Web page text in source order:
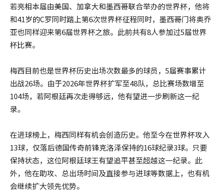
若亮相本届由美国、加拿大和墨西哥联合举办的世界杯，他将
和41岁的C罗同时踏上第6次世界杯征程同时，墨西哥门将奥乔
亚也同样迎来第6届世界杯之旅。此前共有8人参加过5届世界
杯比赛。
梅西目前也是世界杯历史出场次数最多的球员，5届赛事累计
出战26场。由于2026年世界杯扩军至48队，总比赛场数增至
104场，若阿根廷再次走得够远，他有望进一步刷新这一纪
录。
在进球榜上，梅西同样有机会创造历史。他至今在世界杯攻入
13球，仅落后德国传奇前锋克洛泽保持的16球纪录3球。只要
保持状态，这位阿根廷球王有望追平甚至超越这一纪录。此
外，他在助攻、总出场时间及直接参与进球等数据上，也有机
会继续扩大领先优势。